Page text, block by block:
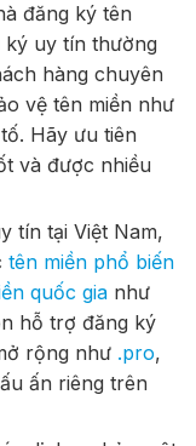
đăng ký tên
ký uy tín thường
hàng chuyên
vệ tên miền như
Hãy ưu tiên
và được nhiều
tín tại Việt Nam,
tên miền phổ biến
quốc gia như
hỗ trợ đăng ký
rộng như .pro,
ấn riêng trên